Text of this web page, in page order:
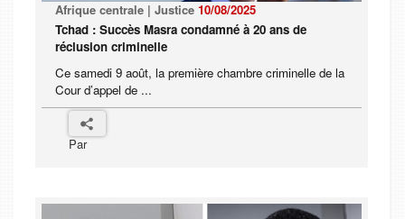
Afrique centrale | Justice 10/08/2025
Tchad : Succès Masra condamné à 20 ans de
réclusion criminelle
Ce samedi 9 août, la première chambre criminelle de la
Cour d’appel de ...
Par